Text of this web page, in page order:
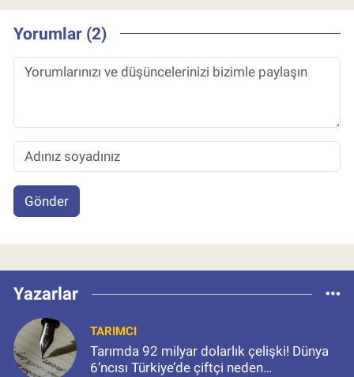
Yorumlar (2)
Gönder
Yazarlar
TARIMCI
Tarımda 92 milyar dolarlık çelişki! Dünya
6’ncısı Türkiye’de çiftçi neden